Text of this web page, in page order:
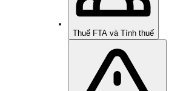
Thuế FTA và Tính thuế